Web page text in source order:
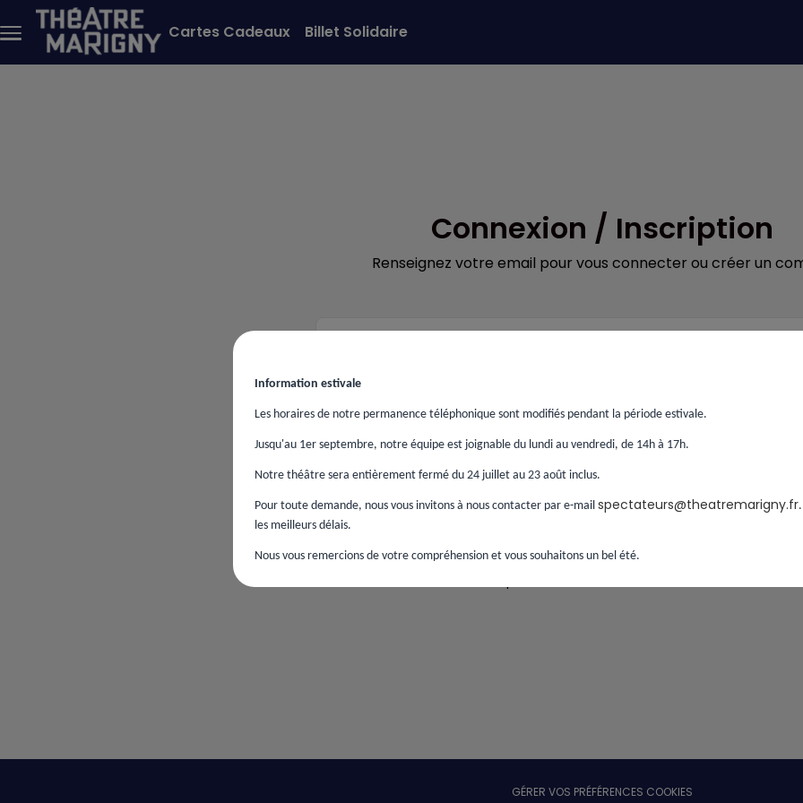
Aller au contenu principal
Menu
principal
Cartes Cadeaux Billet Solidaire
Connexion / Inscription
Renseignez votre email pour vous connecter ou créer un
Continuer
Si vous avez passé une commande sans créer de
GÉRER VOS PRÉFÉRENCES COOKIES
Information estivale
Les horaires de notre permanence téléphonique sont modifiés pendant la période estivale.
Jusqu'au 1er septembre, notre équipe est joignable du lundi au vendredi, de 14h à 17h.
Notre théâtre sera entièrement fermé du 24 juillet au 23 août inclus.
Pour toute demande, nous vous invitons à nous contacter par e-mail spectateurs@theatremarigny.fr
les meilleurs délais.
Nous vous remercions de votre compréhension et vous souhaitons un bel été.